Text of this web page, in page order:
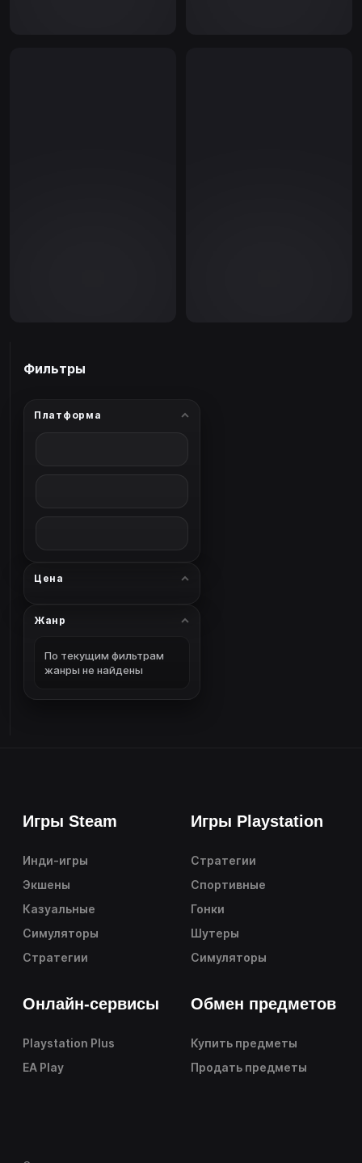
Фильтры
Платформа
Цена
Жанр
По текущим фильтрам
жанры не найдены
Игры Steam
Инди-игры
Экшены
Казуальные
Симуляторы
Стратегии
Игры Playstation
Стратегии
Спортивные
Гонки
Шутеры
Симуляторы
Онлайн-сервисы
Playstation Plus
EA Play
Обмен предметов
Купить предметы
Продать предметы